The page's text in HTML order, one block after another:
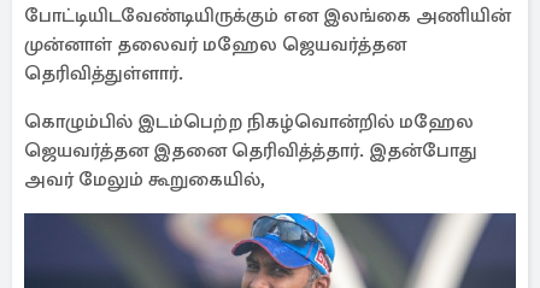
போட்டியிடவேண்டியிருக்கும் என இலங்கை அணியின்
முன்னாள் தலைவர் மஹேல ஜெயவர்த்தன
தெரிவித்துள்ளார்.
கொழும்பில் இடம்பெற்ற நிகழ்வொன்றில் மஹேல
ஜெயவர்த்தன இதனை தெரிவித்த்தார். இதன்போது
அவர் மேலும் கூறுகையில்,